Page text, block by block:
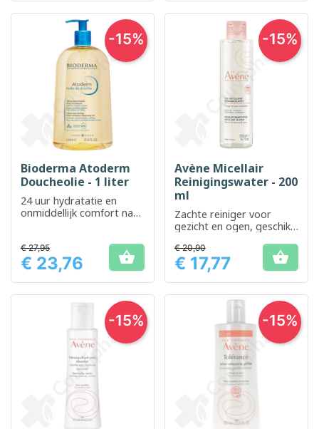
Bioderma Atoderm
Doucheolie - 1 liter
24 uur hydratatie en
onmiddellijk comfort na
Prijs
€ 27,95
€ 23,76 
-15%
Avène Micellair
Reinigingswater - 200
ml
Zachte reiniger voor
gezicht en ogen, geschikt
Prijs
€ 20,90
€ 17,77 
-15%
-15% -15%